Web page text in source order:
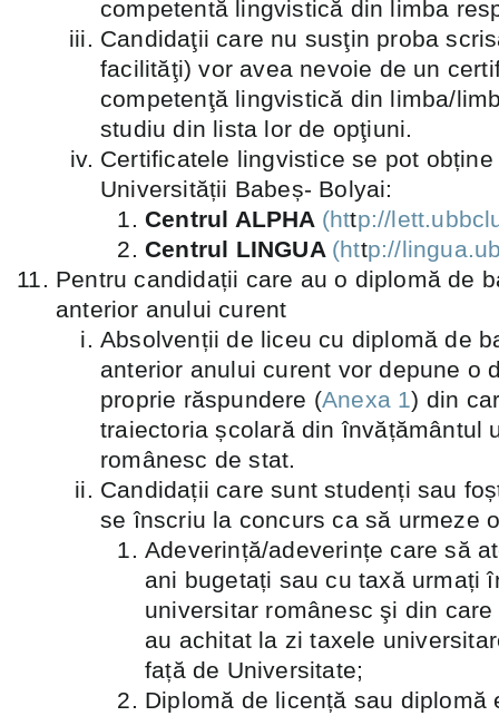
competentă lingvistică din limba
Candidaţii care nu susţin proba
facilităţi) vor avea nevoie de un
competenţă lingvistică din limba/
studiu din lista lor de opţiuni.
Certificatele lingvistice se pot
Universității Babeș- Bolyai:
Centrul ALPHA (http://
Centrul LINGUA (http://
Pentru candidații care au o diplomă de
anterior anului curent
Absolvenții de liceu cu diplomă de
anterior anului curent vor depune o
proprie răspundere (Anexa 1) din
traiectoria școlară din învățământul
românesc de stat.
Candidații care sunt studenți sau
se înscriu la concurs ca să urmeze
Adeverință/adeverințe care să
ani bugetați sau cu taxă urmați
universitar românesc şi din
au achitat la zi taxele
față de Universitate;
Diplomă de licență sau diplomă